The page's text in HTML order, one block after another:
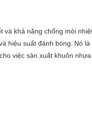
và khả năng chống mỏi
hiệu suất đánh bóng. Nó là
việc sản xuất khuôn nhựa